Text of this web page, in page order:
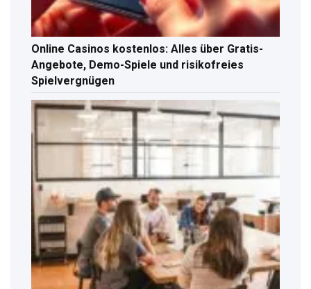
Online Casinos kostenlos: Alles über Gratis-
Angebote, Demo-Spiele und risikofreies
Spielvergnügen